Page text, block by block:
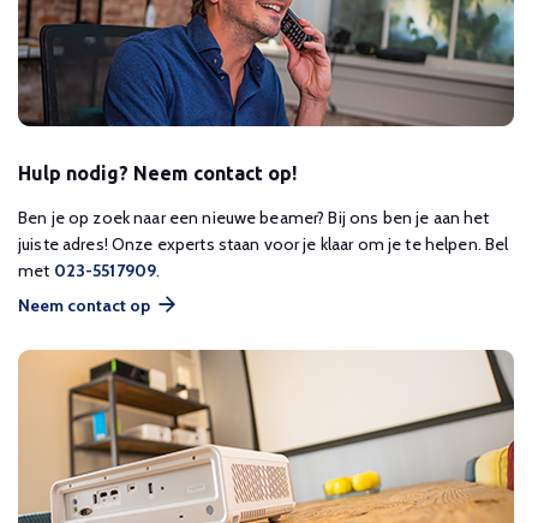
Hulp nodig? Neem contact op!
Ben je op zoek naar een nieuwe beamer? Bij ons ben je aan het
juiste adres! Onze experts staan voor je klaar om je te helpen. Bel
met 023-5517909.
Neem contact op